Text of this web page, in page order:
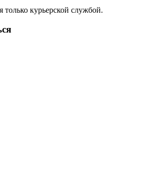
только курьерской службой.